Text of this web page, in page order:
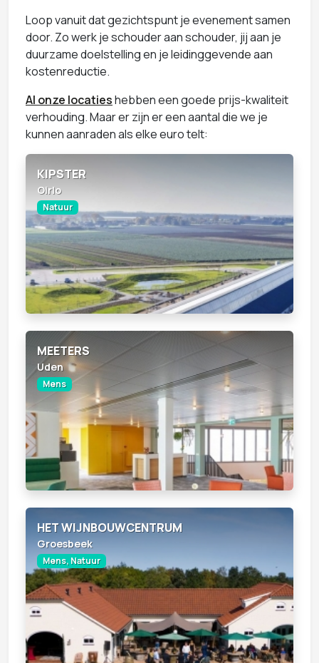
Loop vanuit dat gezichtspunt je evenement samen
door. Zo werk je schouder aan schouder, jij aan je
duurzame doelstelling en je leidinggevende aan
kostenreductie.
Al onze locatieshebben een goede prijs-kwaliteit
verhouding. Maar er zijn er een aantal die we je
kunnen aanraden als elke euro telt:
KIPSTER
Oirlo
Natuur
MEETERS
Uden
Mens
HET WIJNBOUWCENTRUM
Groesbeek
Mens, Natuur